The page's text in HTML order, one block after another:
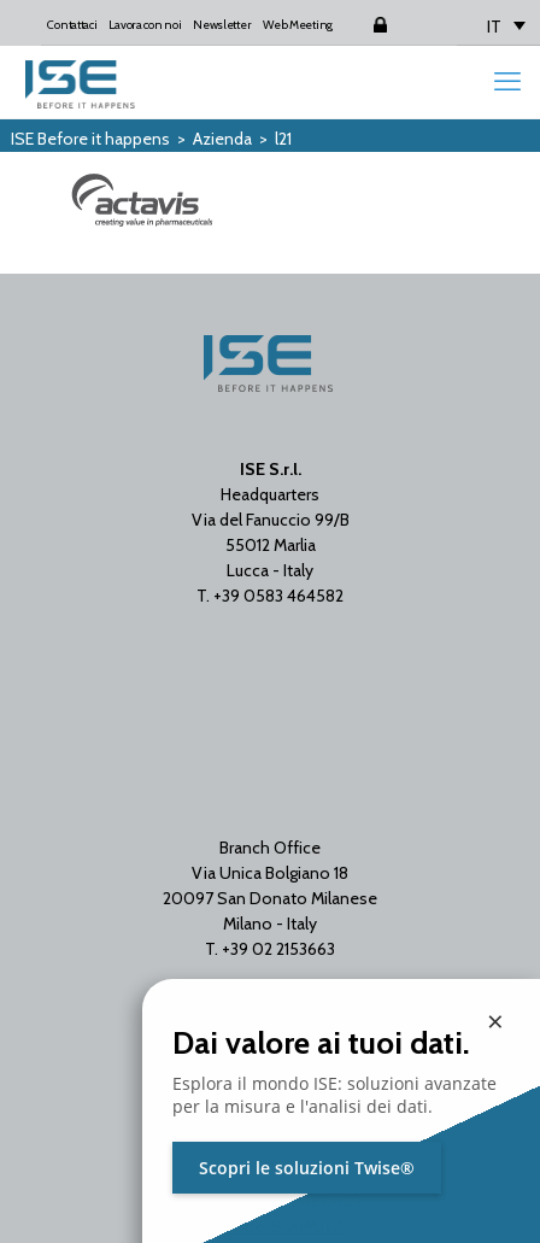
Contattaci Lavora con noi Newsletter Web Meeting IT
ISE Before it happens > Azienda> l21
ISE S.r.l.
Headquarters
Via del Fanuccio 99/B
55012 Marlia
Lucca - Italy
T. +39 0583 464582
Branch Office
Via Unica Bolgiano 18
20097 San Donato Milanese
Milano - Italy
T. +39 02 2153663
P.Iva / C.F. 01642060469
SDI Code: SUBM70N
×
Dai valore ai tuoi dati.
Esplora il mondo ISE: soluzioni avanzate
per la misura e l'analisi dei dati.
Scopri le soluzioni Twise®